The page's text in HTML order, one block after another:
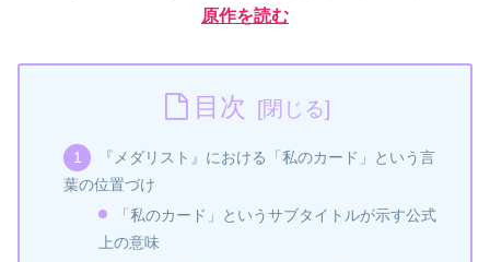
原作を読む
目次
『メダリスト』における「私のカード」という言
葉の位置づけ
「私のカード」というサブタイトルが示す公式
上の意味